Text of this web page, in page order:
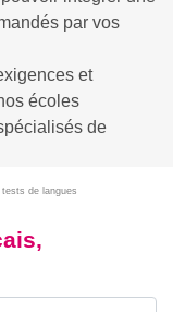
par vos
et
écoles
de
de langues